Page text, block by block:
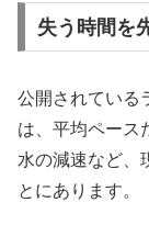
失う時間を
公開されている
は、平均ペース
水の減速など、
とにあります。